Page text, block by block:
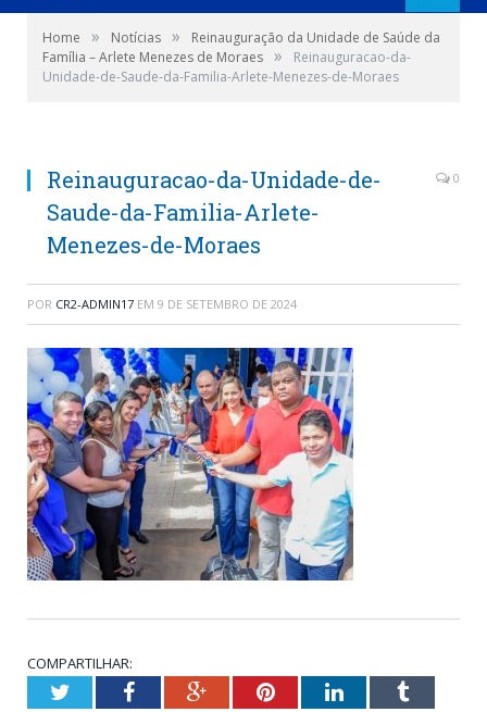
Home » Notícias »
Reinauguração da Unidade de Saúde da
Família – Arlete Menezes de Moraes »
Reinauguracao-da-
Unidade-de-Saude-da-Familia-Arlete-Menezes-de-Moraes
Reinauguracao-da-Unidade-de-
Saude-da-Familia-Arlete-
Menezes-de-Moraes
0
POR CR2-ADMIN17 EM 9 DE SETEMBRO DE 2024
COMPARTILHAR:
TwitterFacebookGoogle+PinterestLinkedInTumblr